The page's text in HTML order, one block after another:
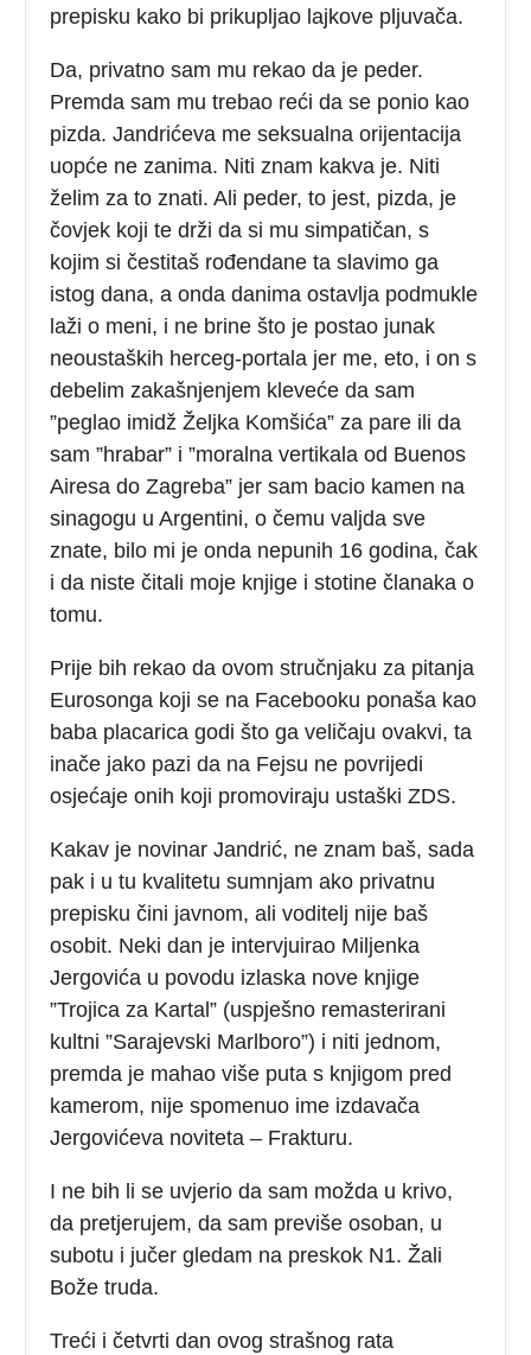
prepisku kako bi prikupljao lajkove pljuvača.
Da, privatno sam mu rekao da je peder.
Premda sam mu trebao reći da se ponio kao
pizda. Jandrićeva me seksualna orijentacija
uopće ne zanima. Niti znam kakva je. Niti
želim za to znati. Ali peder, to jest, pizda, je
čovjek koji te drži da si mu simpatičan, s
kojim si čestitaš rođendane ta slavimo ga
istog dana, a onda danima ostavlja podmukle
laži o meni, i ne brine što je postao junak
neoustaških herceg-portala jer me, eto, i on s
debelim zakašnjenjem kleveće da sam
”peglao imidž Željka Komšića” za pare ili da
sam ”hrabar” i ”moralna vertikala od Buenos
Airesa do Zagreba” jer sam bacio kamen na
sinagogu u Argentini, o čemu valjda sve
znate, bilo mi je onda nepunih 16 godina, čak
i da niste čitali moje knjige i stotine članaka o
tomu.
Prije bih rekao da ovom stručnjaku za pitanja
Eurosonga koji se na Facebooku ponaša kao
baba placarica godi što ga veličaju ovakvi, ta
inače jako pazi da na Fejsu ne povrijedi
osjećaje onih koji promoviraju ustaški ZDS.
Kakav je novinar Jandrić, ne znam baš, sada
pak i u tu kvalitetu sumnjam ako privatnu
prepisku čini javnom, ali voditelj nije baš
osobit. Neki dan je intervjuirao Miljenka
Jergovića u povodu izlaska nove knjige
”Trojica za Kartal” (uspješno remasterirani
kultni ”Sarajevski Marlboro”) i niti jednom,
premda je mahao više puta s knjigom pred
kamerom, nije spomenuo ime izdavača
Jergovićeva noviteta – Frakturu.
I ne bih li se uvjerio da sam možda u krivo,
da pretjerujem, da sam previše osoban, u
subotu i jučer gledam na preskok N1. Žali
Bože truda.
Treći i četvrti dan ovog strašnog rata